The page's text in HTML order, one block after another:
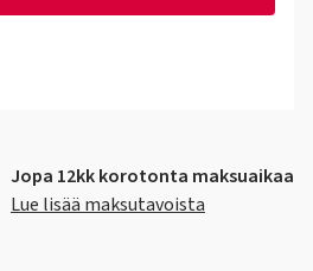
Jopa 12kk korotonta maksuaikaa
Lue lisää maksutavoista